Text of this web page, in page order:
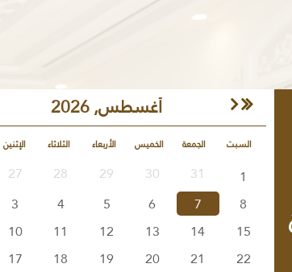
أغسطس, 2026
الإثنين الثلاثاء الأربعاء الخميس الجمعة السبت
27 28 29 30 31
1
3 4 5 6 7
8
10 11 12 13 14
15
17 18 19 20 21
22